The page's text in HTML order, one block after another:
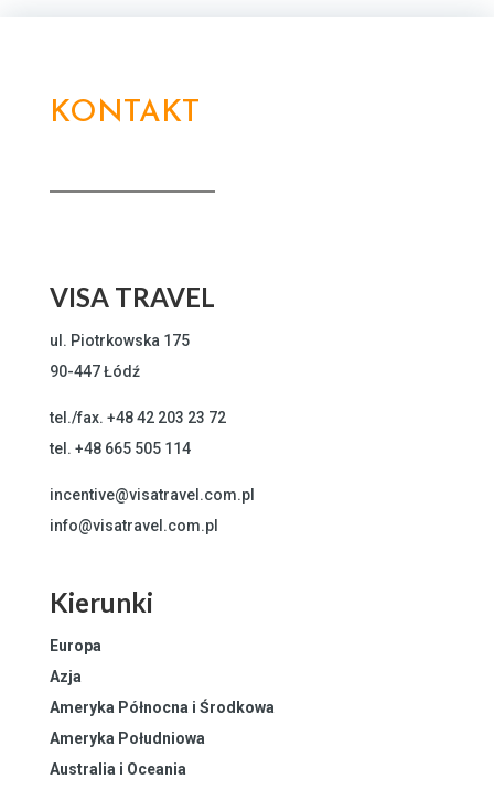
KONTAKT
VISA TRAVEL
ul. Piotrkowska 175
90-447 Łódź
tel./fax. +48 42 203 23 72
tel. +48 665 505 114
incentive@visatravel.com.pl
info@visatravel.com.pl
Kierunki
Europa
Azja
Ameryka Północna i Środkowa
Ameryka Południowa
Australia i Oceania